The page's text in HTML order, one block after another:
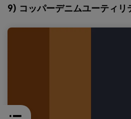
9) コッパーデニムユーティリ